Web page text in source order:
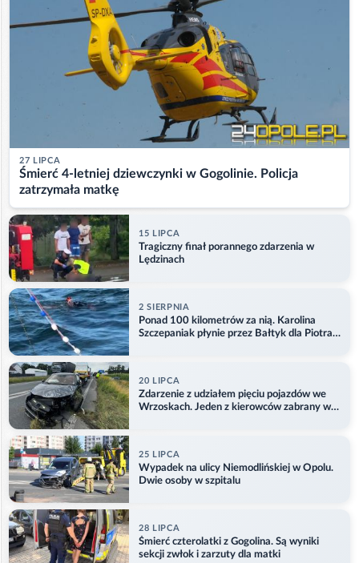
27 LIPCA
Śmierć 4-letniej dziewczynki w Gogolinie. Policja
zatrzymała matkę
15 LIPCA
Tragiczny finał porannego zdarzenia w
Lędzinach
2 SIERPNIA
Ponad 100 kilometrów za nią. Karolina
Szczepaniak płynie przez Bałtyk dla Piotra.
20 LIPCA
Zdarzenie z udziałem pięciu pojazdów we
Wrzoskach. Jeden z kierowców zabrany w
25 LIPCA
Wypadek na ulicy Niemodlińskiej w Opolu.
Dwie osoby w szpitalu
28 LIPCA
Śmierć czterolatki z Gogolina. Są wyniki
sekcji zwłok i zarzuty dla matki